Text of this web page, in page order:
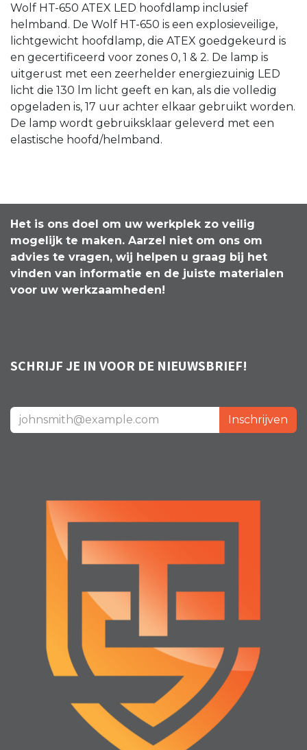
Wolf HT-650 ATEX LED hoofdlamp inclusief
helmband. De Wolf HT-650 is een explosieveilige,
lichtgewicht hoofdlamp, die ATEX goedgekeurd is
en gecertificeerd voor zones 0, 1 & 2. De lamp is
uitgerust met een zeerhelder energiezuinig LED
licht die 130 lm licht geeft en kan, als die volledig
opgeladen is, 17 uur achter elkaar gebruikt worden.
De lamp wordt gebruiksklaar geleverd met een
elastische hoofd/helmband.
Het is ons doel om uw werkplek zo veilig
mogelijk te maken. Aarzel niet om ons om
advies te vragen, wij helpen u graag bij het
vinden van informatie en de juiste materialen
voor uw werkzaamheden!
SCHRIJF JE IN VOOR DE NIEUWSBRIEF!
Inschrijven